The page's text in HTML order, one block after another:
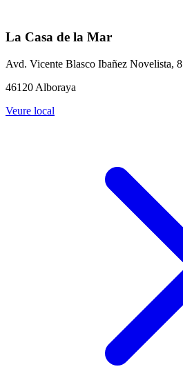
La Casa de la Mar
Avd. Vicente Blasco Ibañez Novelista, 8
46120 Alboraya
Veure local